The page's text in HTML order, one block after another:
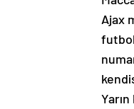
Ajax
futbol